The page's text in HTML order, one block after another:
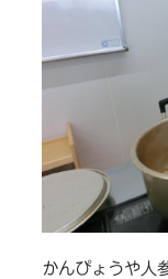
かんぴょうや人